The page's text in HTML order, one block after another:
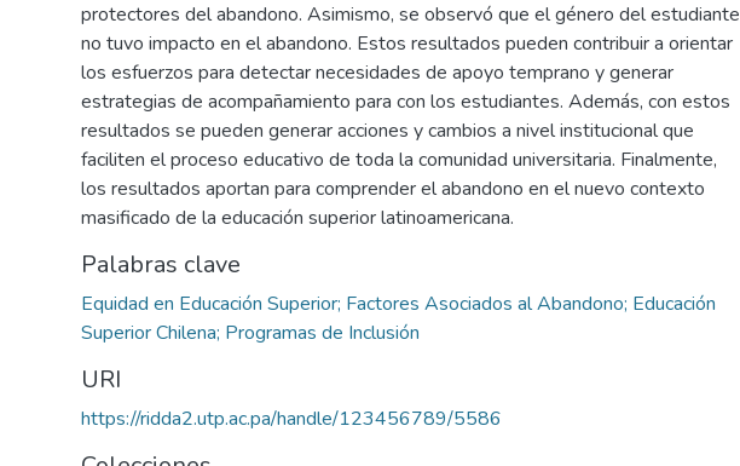
protectores del abandono. Asimismo, se observó que el género del estudiante
no tuvo impacto en el abandono. Estos resultados pueden contribuir a orientar
los esfuerzos para detectar necesidades de apoyo temprano y generar
estrategias de acompañamiento para con los estudiantes. Además, con estos
resultados se pueden generar acciones y cambios a nivel institucional que
faciliten el proceso educativo de toda la comunidad universitaria. Finalmente,
los resultados aportan para comprender el abandono en el nuevo contexto
masificado de la educación superior latinoamericana.
Palabras clave
Equidad en Educación Superior; Factores Asociados al Abandono; Educación
Superior Chilena; Programas de Inclusión
URI
https://ridda2.utp.ac.pa/handle/123456789/5586